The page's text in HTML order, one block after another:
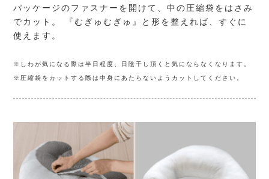
パッケージのファスナーを開けて、中の圧縮袋をはさみ
でカット。 『むぎゅむぎゅ』と形を整えれば、すぐに
使えます。
※しわが気になる際は半日程度、日陰干し頂くと気にならなくなります。
※圧縮袋をカットする際は中身にあたらないようカットしてください。